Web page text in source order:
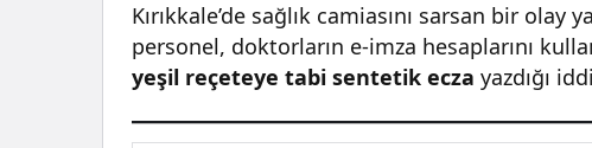
Kırıkkale’de sağlık camiasını sarsan bir
personel, doktorların e-imza hesaplarını
yeşil reçeteye tabi sentetik ecza yazdığı